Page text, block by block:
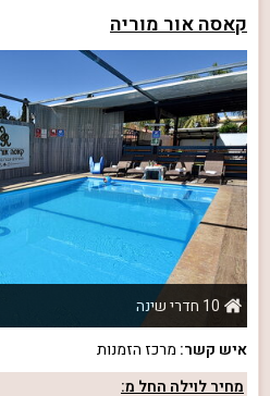
קאסה אור מוריה
10 חדרי שינה
איש קשר: מרכז הזמנות
מחיר לוילה החל מ: